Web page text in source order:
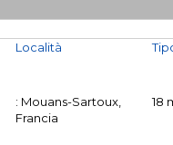
Località
: Mouans-Sartoux,
Francia
18